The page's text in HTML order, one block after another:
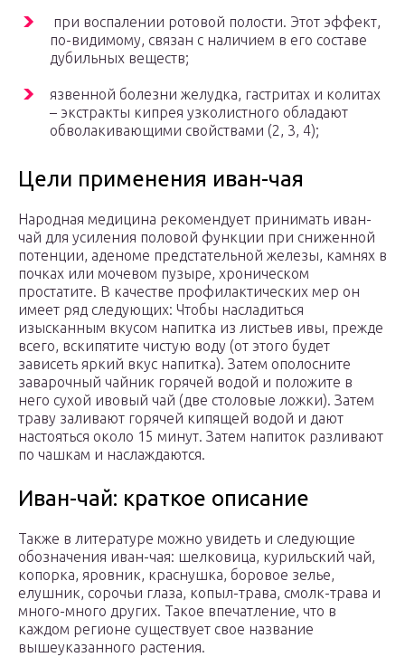
при воспалении ротовой полости. Этот эффект,
по-видимому, связан с наличием в его составе
дубильных веществ;
язвенной болезни желудка, гастритах и колитах
– экстракты кипрея узколистного обладают
обволакивающими свойствами (2, 3, 4);
Цели применения иван-чая
Народная медицина рекомендует принимать иван-
чай для усиления половой функции при сниженной
потенции, аденоме предстательной железы, камнях в
почках или мочевом пузыре, хроническом
простатите. В качестве профилактических мер он
имеет ряд следующих: Чтобы насладиться
изысканным вкусом напитка из листьев ивы, прежде
всего, вскипятите чистую воду (от этого будет
зависеть яркий вкус напитка). Затем ополосните
заварочный чайник горячей водой и положите в
него сухой ивовый чай (две столовые ложки). Затем
траву заливают горячей кипящей водой и дают
настояться около 15 минут. Затем напиток разливают
по чашкам и наслаждаются.
Иван-чай: краткое описание
Также в литературе можно увидеть и следующие
обозначения иван-чая: шелковица, курильский чай,
копорка, яровник, краснушка, боровое зелье,
елушник, сорочьи глаза, копыл-трава, смолк-трава и
много-много других. Такое впечатление, что в
каждом регионе существует свое название
вышеуказанного растения.